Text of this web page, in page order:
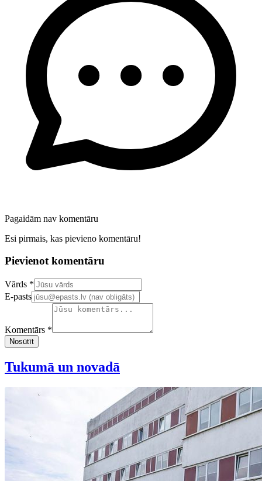
Pagaidām nav komentāru
Esi pirmais, kas pievieno komentāru!
Pievienot komentāru
Confirm your email address
Vārds *
E-pasts
Komentārs *
Nosūtīt
Tukumā un novadā